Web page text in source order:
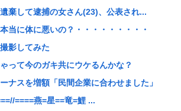
遺棄して逮捕の女さん(23)、公表され...
当に体に悪いの？・・・・・・・・・
影してみた
って今のガキ共にウケるんかな？
ナスを増額「民間企業に合わせました」
====燕=星==竜=鯉 ...